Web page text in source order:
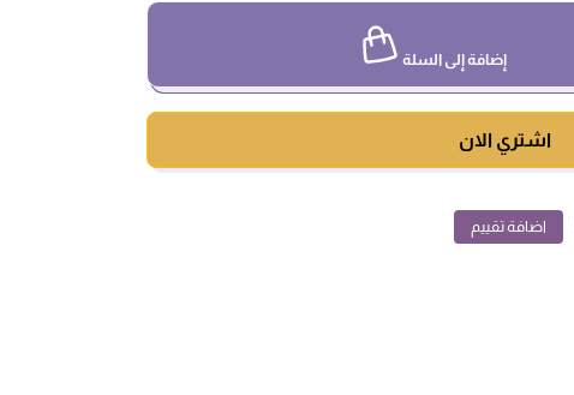
إضافة إلى السلة
اشتري الان
اضافة تقييم